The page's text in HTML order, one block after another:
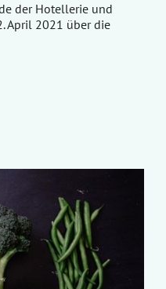
der Hotellerie und
April 2021 über die